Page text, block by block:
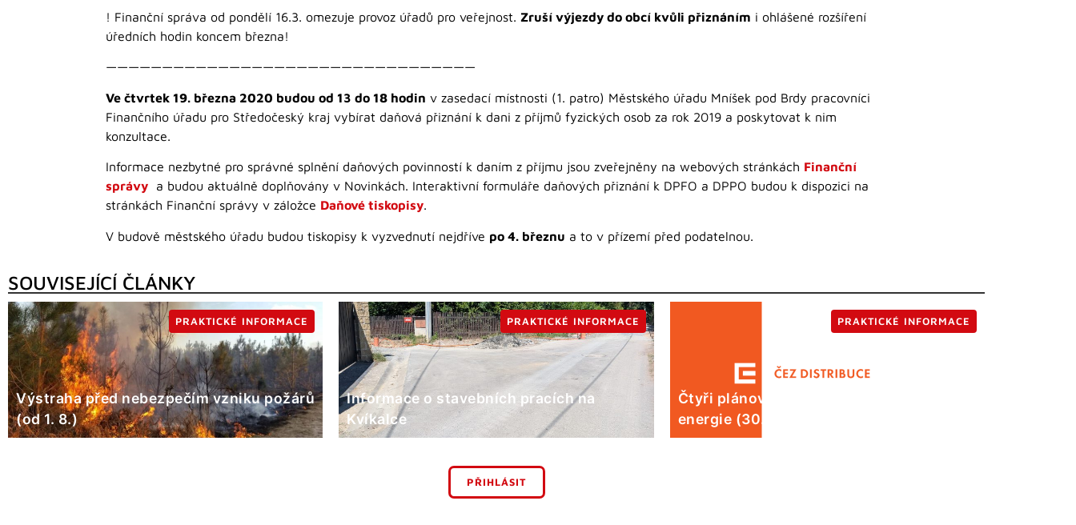
! Finanční správa od pondělí 16.3. omezuje provoz úřadů pro veřejnost. Zruší výjezdy do obcí kvůli přiznáním i ohlášené rozšíření
úředních hodin koncem března!
—————————————————————————————————
Ve čtvrtek 19. března 2020 budou od 13 do 18 hodin v zasedací místnosti (1. patro) Městského úřadu Mníšek pod Brdy pracovníci
Finančního úřadu pro Středočeský kraj vybírat daňová přiznání k dani z příjmů fyzických osob za rok 2019 a poskytovat k nim
konzultace.
Informace nezbytné pro správné splnění daňových povinností k daním z příjmu jsou zveřejněny na webových stránkách Finanční
správy a budou aktuálně doplňovány v Novinkách. Interaktivní formuláře daňových přiznání k DPFO a DPPO budou k dispozici na
stránkách Finanční správy v záložce Daňové tiskopisy.
V budově městského úřadu budou tiskopisy k vyzvednutí nejdříve po 4. březnu a to v přízemí před podatelnou.
SOUVISEJÍCÍ ČLÁNKY
Výstraha před nebezpečím vzniku požárů
(od 1. 8.)
PRAKTICKÉ INFORMACE
Informace o stavebních pracích na
Kvíkalce
PRAKTICKÉ INFORMACE
Čtyři plánované odstávky elektrické
energie (30. 7.)
PRAKTICKÉ INFORMACE
PŘIHLÁSIT